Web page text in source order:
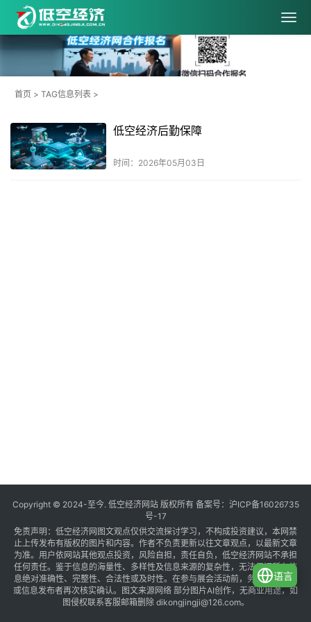
首页 > TAG信息列表 >
低空经济后勤保障
时间：2026年05月03日
Copyright © 2024-至今. 低空经济网站 版权所有 备案号： 沪ICP备16026735
号-17
免责声明：低空经济网图文观点仅供交流探讨学习，不构成投资建议，本网禁
止上传发布有版权的图片和内容。作者不负责更新以往文章观点，以最新文章
为准。用户依网站其他观点投资，风险自担，责任自负，低空经济网站不承担
任何责任。鉴于信息的海量性、多样性及信息来源的复杂性，无法保证所有信
息绝对准确性、完整性、合法性或及时性。在参与展会活动前，务必与组织方
或信息发布者再次核实确认。图文来源网络 部分图片AI创作，无商业用途，如
图侵权联系客服邮箱删除 dikongjingji@126.com。
语言